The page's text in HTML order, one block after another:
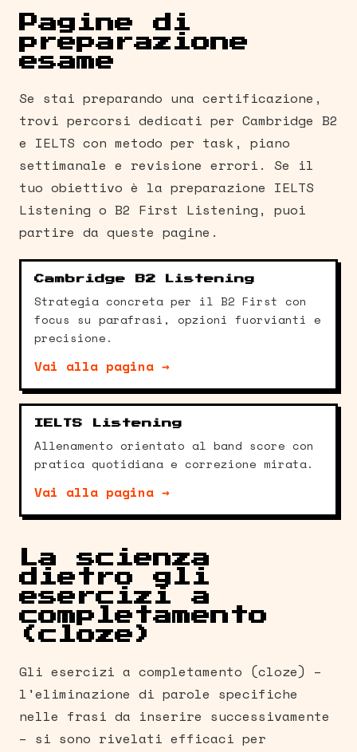
Pagine di
preparazione
esame
Se stai preparando una certificazione,
trovi percorsi dedicati per Cambridge B2
e IELTS con metodo per task, piano
settimanale e revisione errori. Se il
tuo obiettivo è la preparazione IELTS
Listening o B2 First Listening, puoi
partire da queste pagine.
Cambridge B2 Listening
Strategia concreta per il B2 First con
focus su parafrasi, opzioni fuorvianti e
precisione.
Vai alla pagina →
IELTS Listening
Allenamento orientato al band score con
pratica quotidiana e correzione mirata.
Vai alla pagina →
La scienza
dietro gli
esercizi a
completamento
(cloze)
Gli esercizi a completamento (cloze) –
l'eliminazione di parole specifiche
nelle frasi da inserire successivamente
– si sono rivelati efficaci per